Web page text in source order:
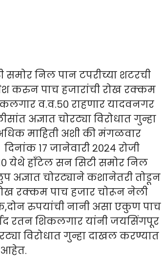
निल पान टपरीच्या शटरची
करुन पाच हजारांची रोख रक्कम
व.व.५० राहणार यादवनगर
अज्ञात चोरट्या विरोधात गुन्हा
माहिती अशी की मंगळवार
दिनांक १७ जानेवारी २०२४ रोजी
येथे हाँटेल सन सिटी समोर निल
अज्ञात चोरट्याने कशानेतरी तोडून
रक्कम पाच हजार चोरून नेली
रुपयांची नानी असा एकुण पाच
रतन शिकलगार यांनी जयसिंगपूर
विरोधात गुन्हा दाखल करण्यात
आहेत.